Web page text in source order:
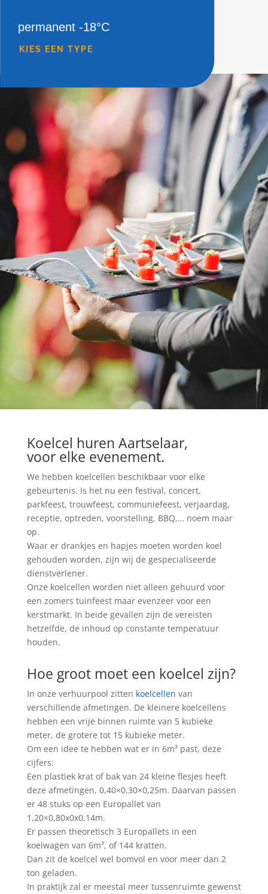
permanent -18°C
KIES EEN TYPE
Koelcel huren Aartselaar,
voor elke evenement.
We hebben koelcellen beschikbaar voor elke
gebeurtenis. Is het nu een festival, concert,
parkfeest, trouwfeest, communiefeest, verjaardag,
receptie, optreden, voorstelling, BBQ,… noem maar
op.
Waar er drankjes en hapjes moeten worden koel
gehouden worden, zijn wij de gespecialiseerde
dienstverlener.
Onze koelcellen worden niet alleen gehuurd voor
een zomers tuinfeest maar evenzeer voor een
kerstmarkt. In beide gevallen zijn de vereisten
hetzelfde, de inhoud op constante temperatuur
houden.
Hoe groot moet een koelcel zijn?
In onze verhuurpool zitten koelcellen van
verschillende afmetingen. De kleinere koelcellens
hebben een vrije binnen ruimte van 5 kubieke
meter, de grotere tot 15 kubieke meter.
Om een idee te hebben wat er in 6m³ past, deze
cijfers:
Een plastiek krat of bak van 24 kleine flesjes heeft
deze afmetingen, 0,40×0,30×0,25m. Daarvan passen
er 48 stuks op een Europallet van
1,20×0,80x0x0,14m.
Er passen theoretisch 3 Europallets in een
koelwagen van 6m³, of 144 kratten.
Dan zit de koelcel wel bomvol en voor meer dan 2
ton geladen.
In praktijk zal er meestal meer tussenruimte gewenst